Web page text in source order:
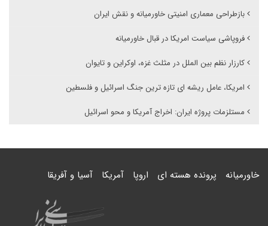
بازطراحی معماری امنیتی خاورمیانه و نقش ایران
فروپاشی سیاست امریکا در قبال خاورمیانه
کارزار نظم بین الملل در مثلث غزه، اوکراین و تایوان
امریکا، عامل ریشه ای تازه ترین جنگ اسرائیل و فلسطین
مستلزمات پروژه ایران: اخراج آمریکا و محو اسرائیل
خاورمیانه پرونده هسته ای اروپا آمریکا آسیا و آفریقا